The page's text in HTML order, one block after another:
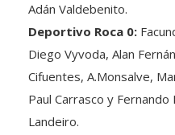
Adán Valdebenito.
Deportivo Roca 0:
Diego Vyvoda, Alan
Cifuentes, A.Monsalve,
Paul Carrasco y
Landeiro.